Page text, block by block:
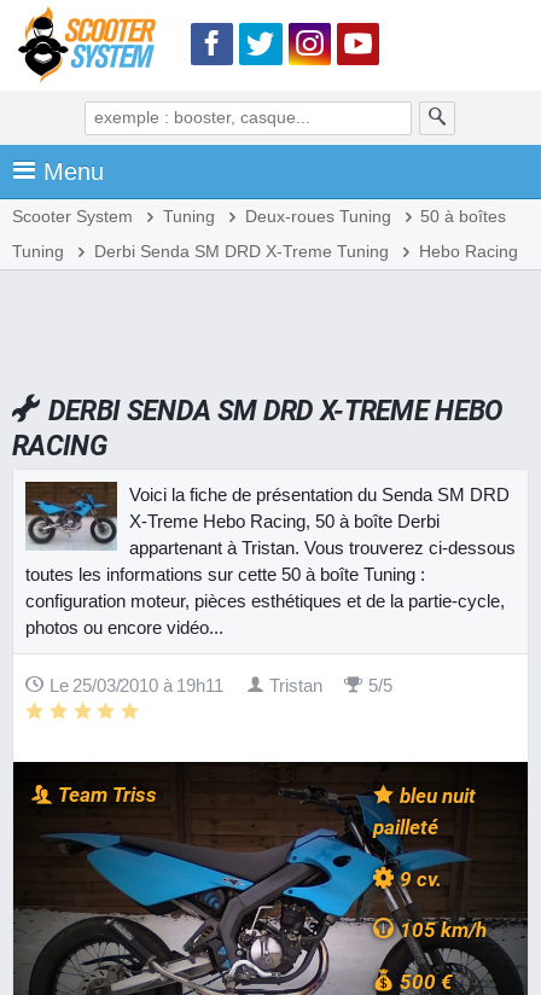
Menu
Scooter System Tuning Deux-roues Tuning
50 à boîtes
Tuning
Derbi Senda SM DRD X-Treme Tuning Hebo Racing
DERBI SENDA SM DRD X-TREME HEBO
RACING
Voici la fiche de présentation du Senda SM DRD
X-Treme Hebo Racing, 50 à boîte Derbi
appartenant à Tristan. Vous trouverez ci-dessous
toutes les informations sur cette 50 à boîte Tuning :
configuration moteur, pièces esthétiques et de la partie-cycle,
photos ou encore vidéo...
Le 25/03/2010 à 19h11 Tristan 5/5
Team Triss
bleu nuit
pailleté
9 cv.
105 km/h
500 €